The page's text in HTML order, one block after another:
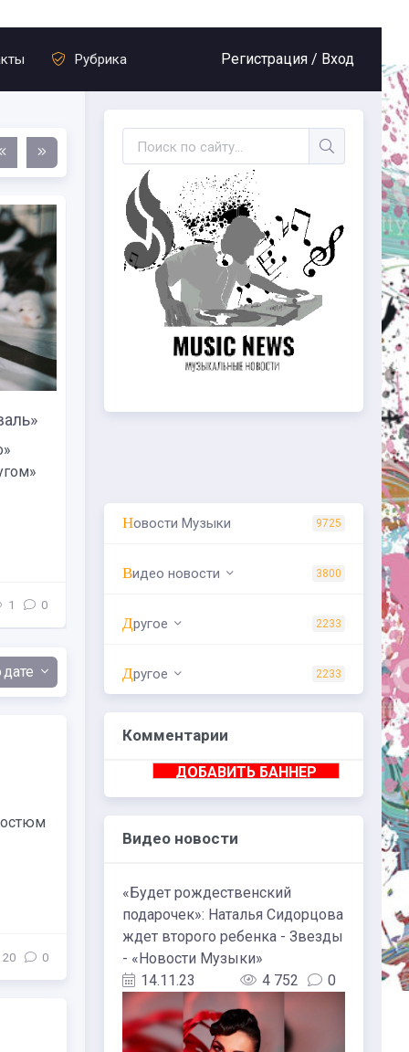
Рубрика Регистрация / Вход
1 0
Московская международная неделя
С 24 по 30 августа 2026 года в Москве
Московская международная неделя кино.
состоится уже в третий раз и...
дате
20 0
Новости Музыки 9725
Видео новости 3800
Другое 2233
Другое 2233
Комментарии
ДОБАВИТЬ БАННЕР
Видео новости
«Будет рождественский
подарочек»: Наталья Сидорцова
ждет второго ребенка - Звезды
- «Новости Музыки»
14.11.23
4 752 0